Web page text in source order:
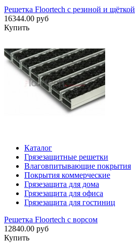
Решетка Floortech с резиной и щёткой
16344.00 руб
Купить
Каталог
Грязезащитные решетки
Влаговпитывающие покрытия
Покрытия коммерческие
Грязезащита для дома
Грязезащита для офиса
Грязезащита для гостиниц
Решетка Floortech с ворсом
12840.00 руб
Купить